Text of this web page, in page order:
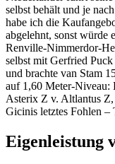
selbst behält und je
habe ich die
abgelehnt, sonst würde
Renville-Nimmerdor-
selbst mit Gerfried
und brachte van Stam
auf 1,60 Meter-Niveau:
Asterix Z v. Altlantus
Gicinis letztes Fohlen –
Eigenleistung